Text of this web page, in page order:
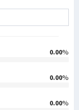
0.00%
0.00%
0.00%